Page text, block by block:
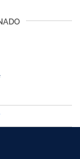
Facebook
por Twitter
porpor
para Copiar